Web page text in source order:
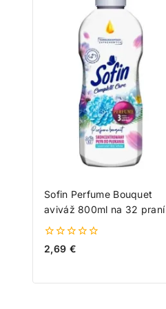
Sofin Perfume Bouquet
aviváž 800ml na 32 praní
0
2,69 €